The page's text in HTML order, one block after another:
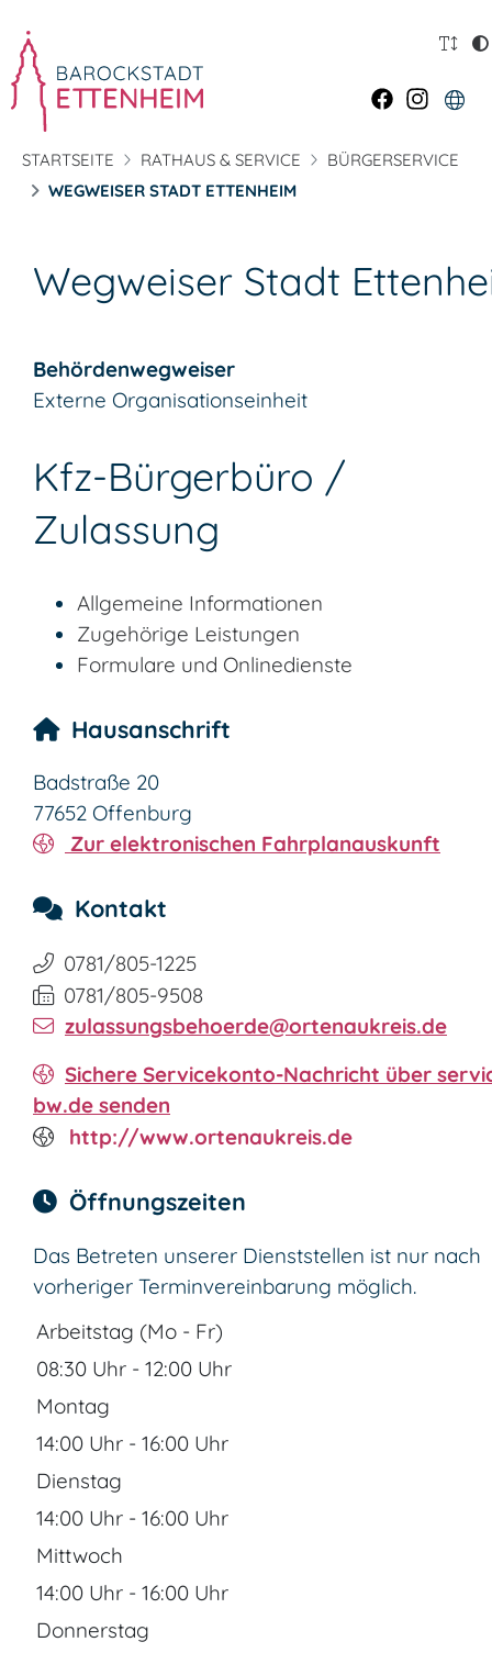
STARTSEITE RATHAUS & SERVICE
BÜRGERSERVICE
WEGWEISER STADT ETTENHEIM
Wegweiser Stadt
Behördenwegweiser
Externe Organisationseinheit
Kfz-Bürgerbüro /
Zulassung
Allgemeine Informationen
Zugehörige Leistungen
Formulare und Onlinedienste
Hausanschrift
Badstraße 20
77652 Offenburg
Zur elektronischen Fahrplanauskunft
Kontakt
0781/805-1225
0781/805-9508
zulassungsbehoerde@ortenaukreis.de
Sichere Servicekonto-Nachricht über
bw.de senden
http://www.ortenaukreis.de
Öffnungszeiten
Das Betreten unserer Dienststellen ist nur nach
vorheriger Terminvereinbarung möglich.
Arbeitstag (Mo - Fr)
08:30 Uhr - 12:00 Uhr
Montag
14:00 Uhr - 16:00 Uhr
Dienstag
14:00 Uhr - 16:00 Uhr
Mittwoch
14:00 Uhr - 16:00 Uhr
Donnerstag